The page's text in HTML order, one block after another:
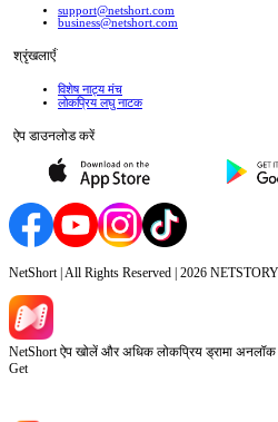
support@netshort.com
business@netshort.com
श्रृंखलाएँ
विशेष नाट्य मंच
लोकप्रिय लघु नाटक
ऐप डाउनलोड करें
NetShort | All Rights Reserved | 2026
NetShort ऐप खोलें और अधिक लोकप्रिय ड्रामा
Get